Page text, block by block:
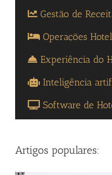
Gestão de
Operações
Experiência do
Inteligência
Software de
Artigos populares: